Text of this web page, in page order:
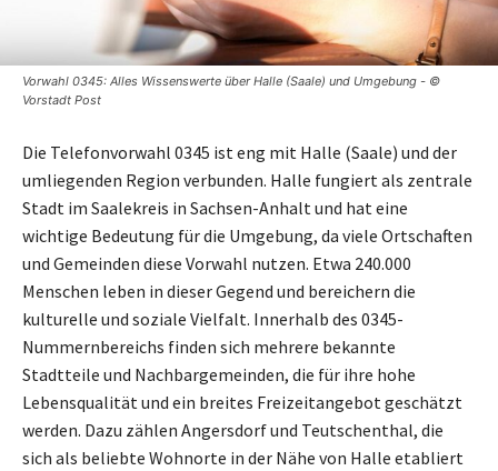
Vorwahl 0345: Alles Wissenswerte über Halle (Saale) und Umgebung - ©
Vorstadt Post
Die Telefonvorwahl 0345 ist eng mit Halle (Saale) und der
umliegenden Region verbunden. Halle fungiert als zentrale
Stadt im Saalekreis in Sachsen-Anhalt und hat eine
wichtige Bedeutung für die Umgebung, da viele Ortschaften
und Gemeinden diese Vorwahl nutzen. Etwa 240.000
Menschen leben in dieser Gegend und bereichern die
kulturelle und soziale Vielfalt. Innerhalb des 0345-
Nummernbereichs finden sich mehrere bekannte
Stadtteile und Nachbargemeinden, die für ihre hohe
Lebensqualität und ein breites Freizeitangebot geschätzt
werden. Dazu zählen Angersdorf und Teutschenthal, die
sich als beliebte Wohnorte in der Nähe von Halle etabliert